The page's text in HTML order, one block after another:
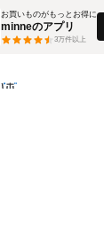
お買いものがもっとお得に
minneのアプリ
3万件以上